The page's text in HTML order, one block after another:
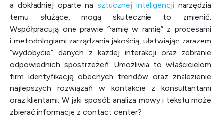
a dokładniej oparte nasztucznej inteligencji narzędzia
temu służące, mogą skutecznie to zmienić.
Współpracują one prawie “ramię w ramię” z procesami
i metodologiami zarządzania jakością, ułatwiając zarazem
“wydobycie” danych z każdej interakcji oraz zebranie
odpowiednich spostrzeżeń. Umożliwia to właścicielom
firm identyfikację obecnych trendów oraz znalezienie
najlepszych rozwiązań w kontakcie z konsultantami
oraz klientami. W jaki sposób analiza mowy i tekstu może
zbierać informacje z contact center?